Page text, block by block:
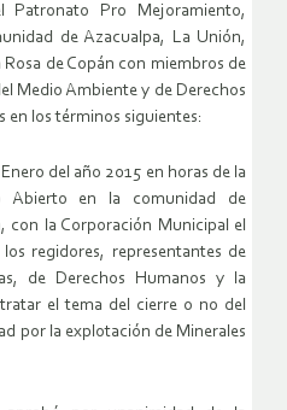
Patronato Pro Mejoramiento,
de Azacualpa, La Unión,
de Copán con miembros de
Medio Ambiente y de Derechos
en los términos siguientes:
del año 2015 en horas de la
Abierto en la comunidad de
con la Corporación Municipal el
regidores, representantes de
de Derechos Humanos y la
el tema del cierre o no del
por la explotación de Minerales